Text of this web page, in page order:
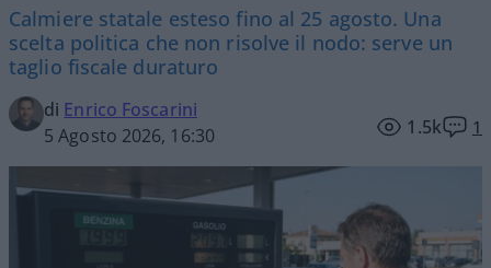
Calmiere statale esteso fino al 25 agosto. Una
scelta politica che non risolve il nodo: serve un
taglio fiscale duraturo
di Enrico Foscarini
5 Agosto 2026, 16:30
1.5k 1